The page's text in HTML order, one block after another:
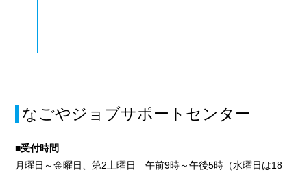
なごやジョブサポートセンター
■受付時間
月曜日～金曜日、第2土曜日 午前9時～午後5時（水曜日は18